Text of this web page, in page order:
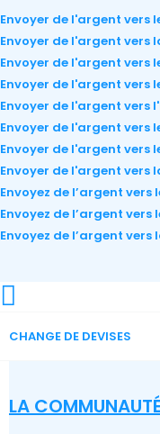
Envoyer de l'argent vers
Envoyer de l'argent vers
Envoyer de l'argent vers
Envoyer de l'argent vers
Envoyer de l'argent vers
Envoyer de l'argent vers
Envoyer de l'argent vers
Envoyer de l'argent vers
Envoyez de l’argent vers
Envoyez de l’argent vers
Envoyez de l’argent
CHANGE DE DEVISES
LA